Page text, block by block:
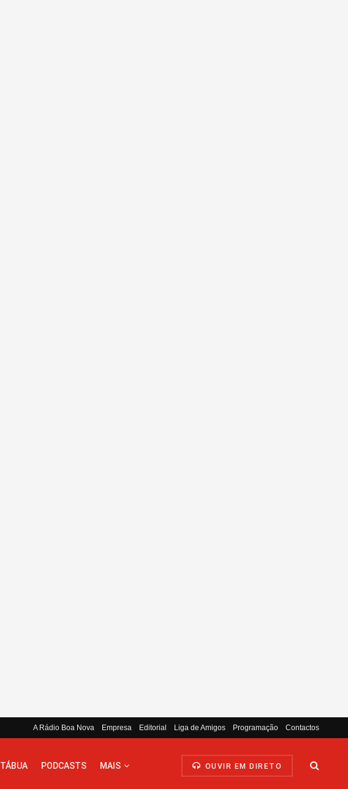
A Rádio Boa Nova Empresa Editorial Liga de Amigos Programação Contactos
TÁBUA PODCASTS MAIS OUVIR EM DIRETO